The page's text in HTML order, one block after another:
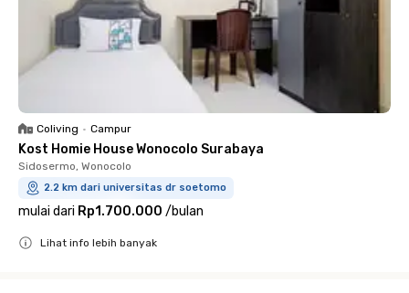
Coliving • Campur
Kost Homie House Wonocolo Surabaya
Sidosermo, Wonocolo
2.2 km dari universitas dr soetomo
mulai dari Rp1.700.000 /bulan
Lihat info lebih banyak